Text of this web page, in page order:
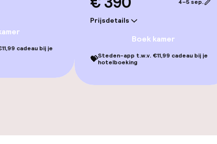
cadeau bij je
Prijsdetails
4–5 sep.
Boek kamer
💝Steden-app t.w.v. €11,99 cadeau bij je
hotelboeking